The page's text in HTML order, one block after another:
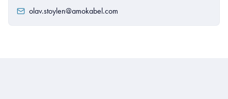
olav.stoylen@amokabel.com